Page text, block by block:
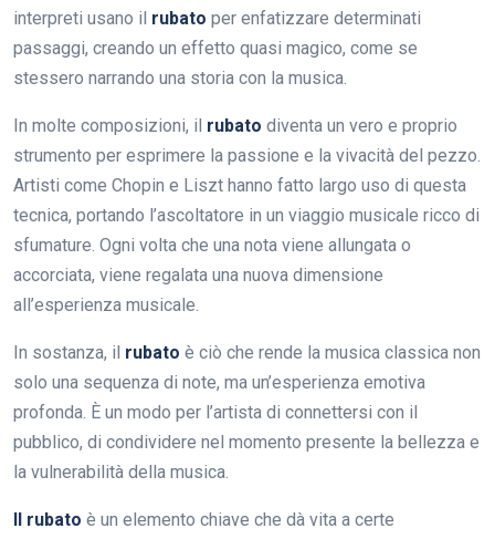
interpreti usano il rubato per enfatizzare determinati
passaggi, creando un effetto quasi magico, come se
stessero narrando una storia con la musica.
In molte composizioni, il rubato diventa un vero e proprio
strumento per esprimere la passione e la vivacità del pezzo.
Artisti come Chopin e Liszt hanno fatto largo uso di questa
tecnica, portando l’ascoltatore in un viaggio musicale ricco di
sfumature. Ogni volta che una nota viene allungata o
accorciata, viene regalata una nuova dimensione
all’esperienza musicale.
In sostanza, il rubato è ciò che rende la musica classica non
solo una sequenza di note, ma un’esperienza emotiva
profonda. È un modo per l’artista di connettersi con il
pubblico, di condividere nel momento presente la bellezza e
la vulnerabilità della musica.
Il rubato è un elemento chiave che dà vita a certe